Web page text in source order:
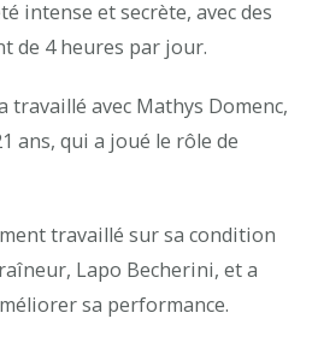
intense et secrète, avec des
de 4 heures par jour.
travaillé avec Mathys Domenc,
ans, qui a joué le rôle de
travaillé sur sa condition
Lapo Becherini, et a
sa performance.